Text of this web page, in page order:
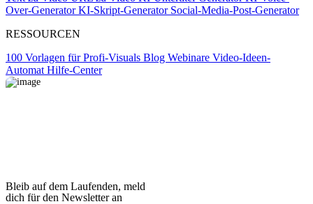
Over-GeneratorKI-Skript-Generator Social-Media-Post-Generator
RESSOURCEN
100 Vorlagen für Profi-Visuals Blog Webinare Video-Ideen-
Automat Hilfe-Center
Bleib auf dem Laufenden, meld
dich für den Newsletter an